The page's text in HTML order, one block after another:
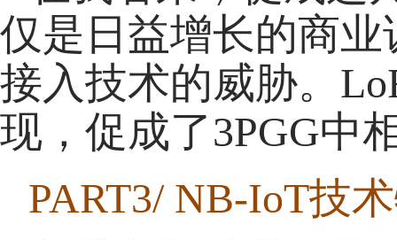
仅是日益增长的商
接入技术的威胁。
现，促成了3PGG中
PART3/ NB-IoT技